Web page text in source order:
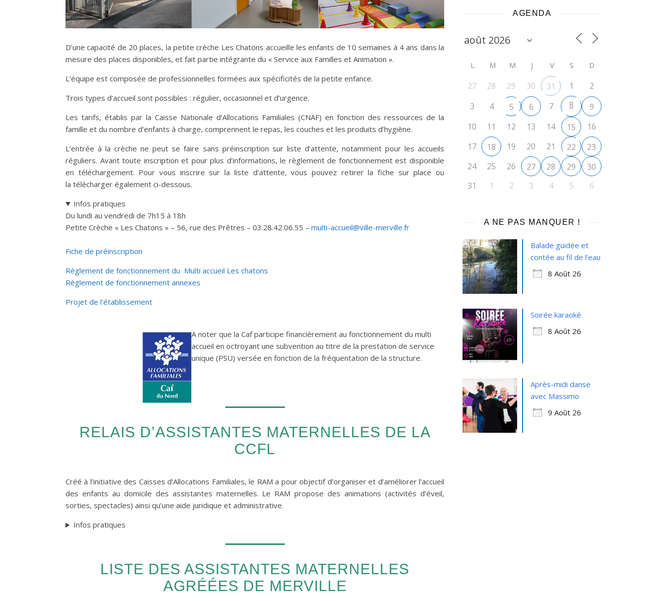
D’une capacité de 20 places, la petite crèche Les Chatons accueille les enfants de 10 semaines à 4 ans dans la
mesure des places disponibles, et fait partie intégrante du « Service aux Familles et Animation ».
L’équipe est composée de professionnelles formées aux spécificités de la petite enfance.
Trois types d’accueil sont possibles : régulier, occasionnel et d’urgence.
Les tarifs, établis par la Caisse Nationale d’Allocations Familiales (CNAF) en fonction des ressources de la
famille et du nombre d’enfants à charge, comprennent le repas, les couches et les produits d’hygiène.
L’entrée à la crèche ne peut se faire sans préinscription sur liste d’attente, notamment pour les accueils
réguliers. Avant toute inscription et pour plus d’informations, le règlement de fonctionnement est disponible
en téléchargement. Pour vous inscrire sur la liste d’attente, vous pouvez retirer la fiche sur place ou
la télécharger également ci-dessous.
Infos pratiques
Du lundi au vendredi de 7h15 à 18h
Petite Crèche « Les Chatons » – 56, rue des Prêtres – 03.28.42.06.55 – multi-accueil@ville-merville.fr
Fiche de préinscription
Règlement de fonctionnement du Multi accueil Les chatons
Règlement de fonctionnement annexes
Projet de l’établissement
A noter que la Caf participe financièrement au fonctionnement du multi
accueil en octroyant une subvention au titre de la prestation de service
unique (PSU) versée en fonction de la fréquentation de la structure.
RELAIS D’ASSISTANTES MATERNELLES DE LA
CCFL
Créé à l’initiative des Caisses d’Allocations Familiales, le RAM a pour objectif d’organiser et d’améliorer l’accueil
des enfants au domicile des assistantes maternelles. Le RAM propose des animations (activités d’éveil,
sorties, spectacles) ainsi qu’une aide juridique et administrative.
Infos pratiques
LISTE DES ASSISTANTES MATERNELLES
AGRÉÉES DE MERVILLE
AGENDA
L M M J V S D
27 28 29 30 31 1
2
3
4 5 6 7 8
9
10
11 12 13 14 15
16
17
18 19 20 21 22
23
24
25 26 27 28 29
30
31
1 2 3 4 5 6
A NE PAS MANQUER !
Balade guidée et
contée au fil de l'eau
8 Août 26
Soirée karaoké
8 Août 26
Après-midi danse
avec Massimo
9 Août 26